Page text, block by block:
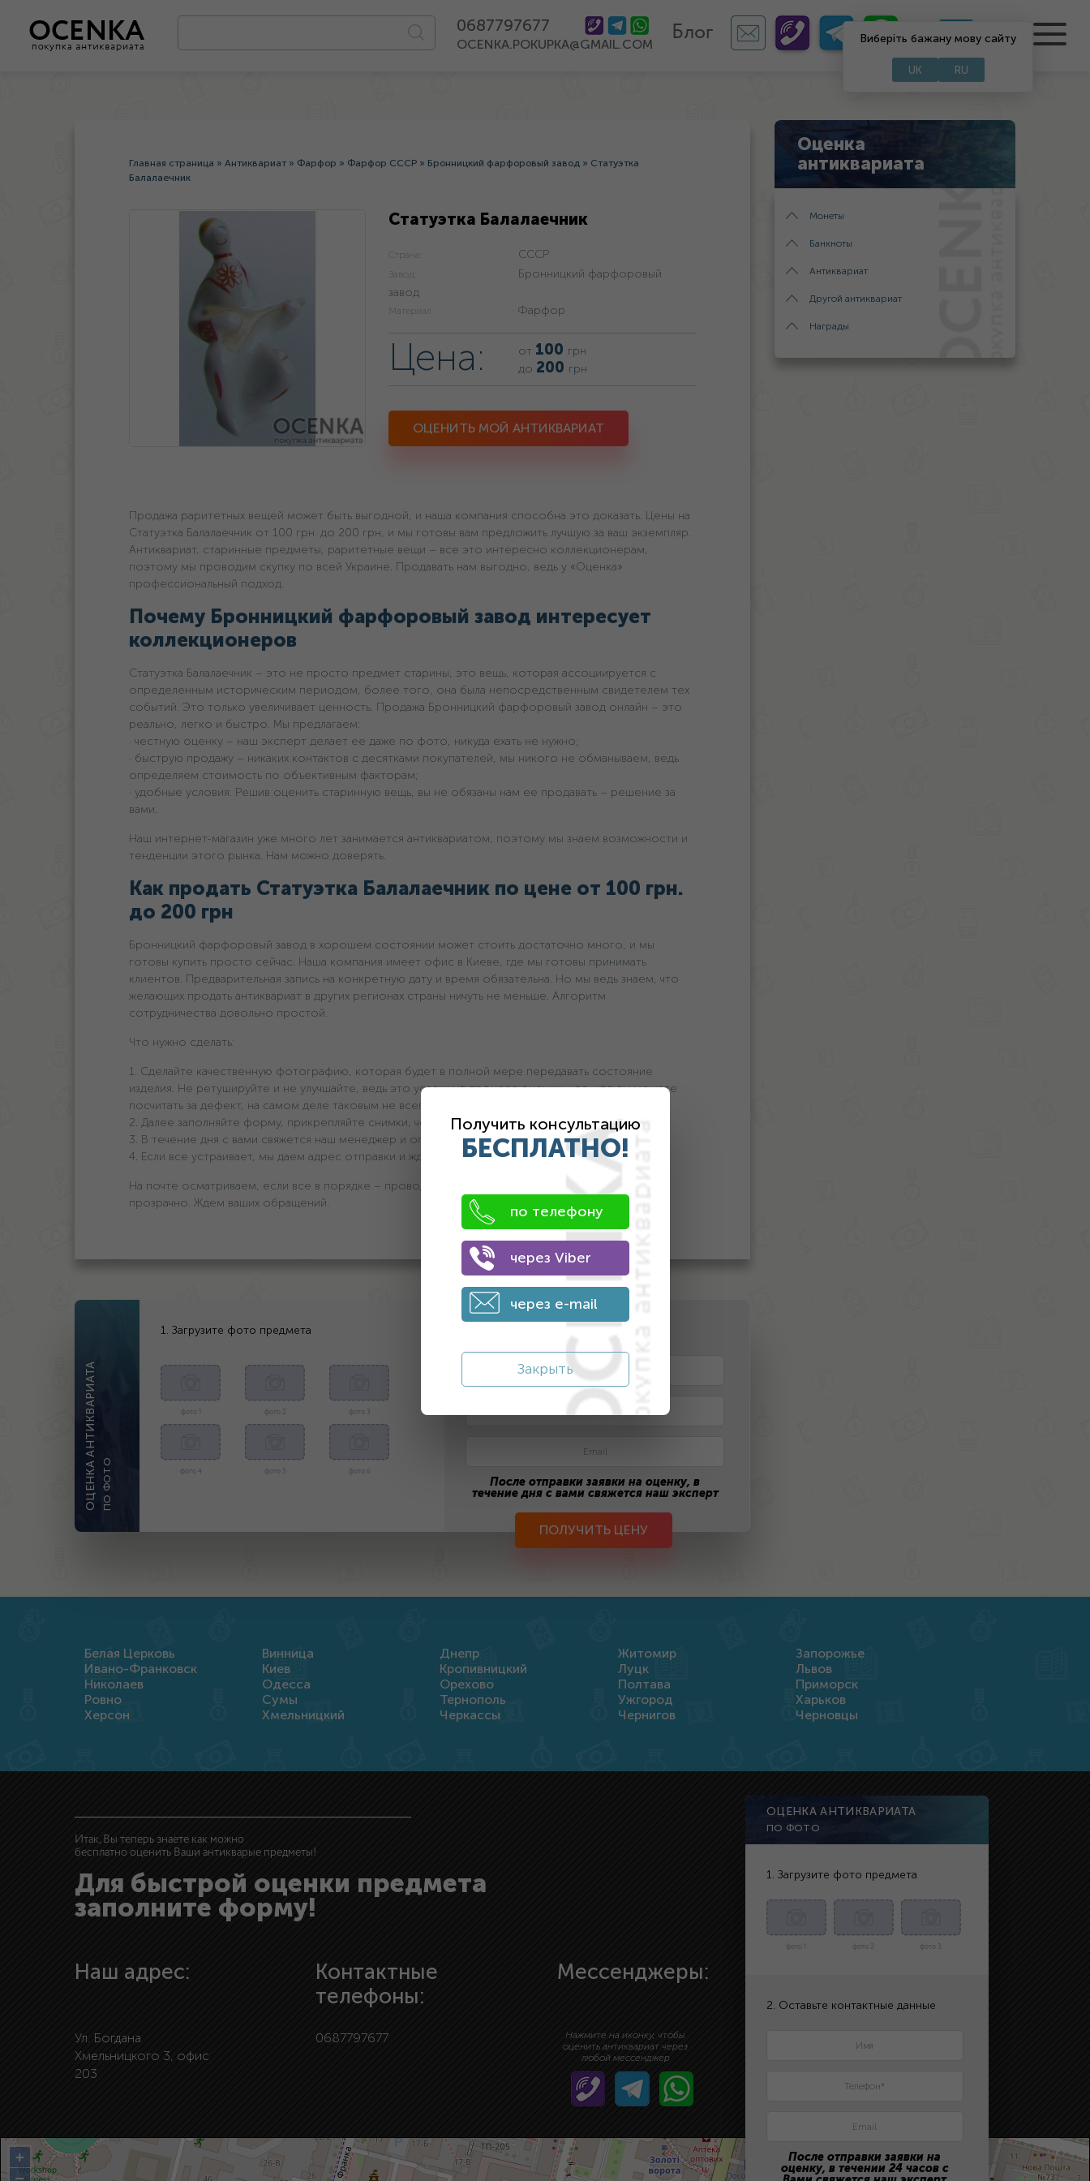
0687797677
OCENKA.POKUPKA@GMAIL.COM Блог UA
Виберіть бажану мову сайту
UK RU
Главная страница » Антиквариат » Фарфор » Фарфор СССР » Бронницкий фарфоровый завод » Статуэтка
Балалаечник
Статуэтка Балалаечник
Страна: СССР
Завод:
Бронницкий фарфоровый
завод
Материал: Фарфор
Цена: от 100 грн
до 200 грн
ОЦЕНИТЬ МОЙ АНТИКВАРИАТ
Продажа раритетных вещей может быть выгодной, и наша компания способна это доказать. Цены на
Статуэтка Балалаечник oт 100 грн. дo 200 грн, и мы готовы вам предложить лучшую за ваш экземпляр.
Антиквариат, старинные предметы, раритетные вещи – все это интересно коллекционерам,
поэтому мы проводим скупку по всей Украине. Продавать нам выгодно, ведь у «Оценка»
профессиональный подход.
Почему Бронницкий фарфоровый завод интересует
коллекционеров
Статуэтка Балалаечник – это не просто предмет старины, это вещь, которая ассоциируется с
определенным историческим периодом, более того, она была непосредственным свидетелем тех
событий. Это только увеличивает ценность. Продажа Бронницкий фарфоровый завод онлайн – это
реально, легко и быстро. Мы предлагаем:
· честную оценку – наш эксперт делает ее даже по фото, никуда ехать не нужно;
· быструю продажу – никаких контактов с десятками покупателей, мы никого не обманываем, ведь
определяем стоимость по объективным факторам;
· удобные условия. Решив оценить старинную вещь, вы не обязаны нам ее продавать – решение за
вами.
Наш интернет-магазин уже много лет занимается антиквариатом, поэтому мы знаем возможности и
тенденции этого рынка. Нам можно доверять.
Как продать Статуэтка Балалаечник по цене oт 100 грн.
дo 200 грн
Бронницкий фарфоровый завод в хорошем состоянии может стоить достаточно много, и мы
готовы купить просто сейчас. Наша компания имеет офис в Киеве, где мы готовы принимать
клиентов. Предварительная запись на конкретную дату и время обязательна. Но мы ведь знаем, что
желающих продать антиквариат в других регионах страны ничуть не меньше. Алгоритм
сотрудничества довольно простой.
Что нужно сделать:
1. Сделайте качественную фотографию, которая будет в полной мере передавать состояние
изделия. Не ретушируйте и не улучшайте, ведь это усложнит процесс оценки – то, что вы можете
посчитать за дефект, на самом деле таковым не всегда является.
2. Далее заполняйте форму, прикрепляйте снимки, чем больше их будет, тем лучше.
3. В течение дня с вами свяжется наш менеджер и огласит цену.
4. Если все устраивает, мы даем адрес отправки и ждем от вас посылку наложенным платежом.
На почте осматриваем, если все в порядке – проводим оплату. Все легко, быстро, честно и
прозрачно. Ждем ваших обращений.
ОЦЕНКА АНТИКВАРИАТАПО ФОТО
1. Загрузите фото предмета
фото 1 фото 2 фото 3
фото 4 фото 5 фото 6
После отправки заявки на оценку, в
течение дня с вами свяжется наш эксперт
ПОЛУЧИТЬ ЦЕНУ
Оценка
антиквариата
Монеты
Банкноты
Антиквариат
Другой антиквариат
Награды
Белая Церковь Винница Днепр Житомир
Запорожье
Ивано-Франковск
Киев Кропивницкий Луцк
Львов
Николаев
Одесса Орехово Полтава
Приморск
Ровно
Сумы Тернополь Ужгород
Харьков
Херсон
Хмельницкий Черкассы Чернигов Черновцы
Итак, Вы теперь знаете как можно
бесплатно оценить Ваши антикварые предметы!
Для быстрой оценки предмета
заполните форму!
Наш адрес:
Ул. Богдана
Хмельницкого 3, офис
203
Контактные
телефоны:
0687797677
Мессенджеры:
Нажмите на иконку, чтобы
оценить антиквариат через
любой мессенджер
ОЦЕНКА АНТИКВАРИАТА
ПО ФОТО
1. Загрузите фото предмета
фото 1 фото 2 фото 3
2. Оставьте контактные данные
После отправки заявки на
оценку, в течении 24 часов с
+
Получить консультацию
БЕСПЛАТНО!
по телефону
через Viber
через e-mail
Закрыть